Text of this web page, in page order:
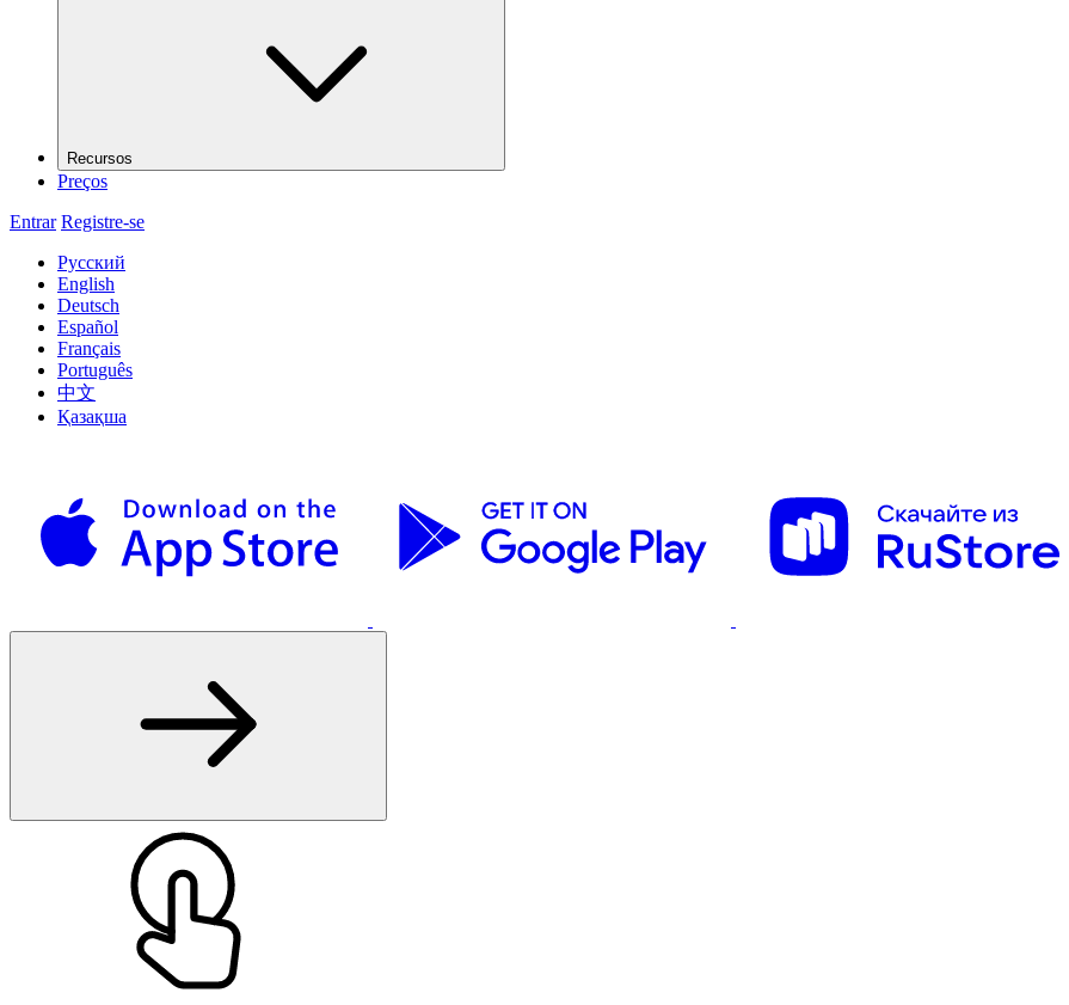
Recursos
Preços
Entrar Registre-se
Русский
English
Deutsch
Español
Français
Português
中文
Қазақша